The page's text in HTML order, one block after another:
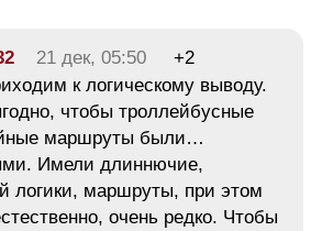
21 дек, 05:50
+2
к логическому выводу.
чтобы троллейбусные
маршруты были…
Имели длиннючие,
логики, маршруты, при этом
очень редко. Чтобы